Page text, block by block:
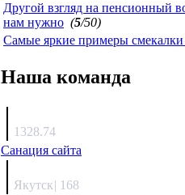
Другой взгляд на пенсионный
нам нужно (5/50)
Самые яркие примеры смекалки
Наша команда
1328.74
Санация сайта
Якутск| 168